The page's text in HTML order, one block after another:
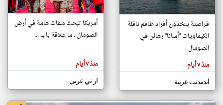
تغيير الدولة
اخبار الصومال على مدار الساعة
أهم اخبار الصومال العاجلة والمباشرة
المقالات
هنا عن
وجهة
كاتبيها.
قراصنة يتخذون أفراد طاقم ناقلة
الكيماويات "أسانا" رهائن في
الصومال
منذ ٧ أيام
اندبندنت عربية
أمريكا تبحث ملفات هامة في أرض
الصومال.. ما علاقة باب ...
منذ ٧ أيام
ار تي عربي
klyoum.com